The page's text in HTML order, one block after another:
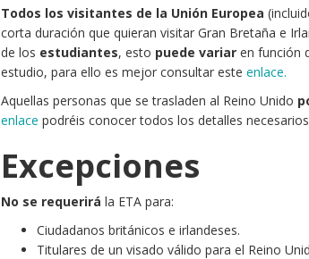
Todos los visitantes de la Unión Europea
corta duración que quieran visitar Gran Bretaña e
de los estudiantes, esto puede variar en función
estudio, para ello es mejor consultar esteenlace.
Aquellas personas que se trasladen al Reino Unido
enlace podréis conocer todos los detalles
Excepciones
No se requerirá la ETA para:
Ciudadanos británicos e irlandeses.
Titulares de un visado válido para el Reino